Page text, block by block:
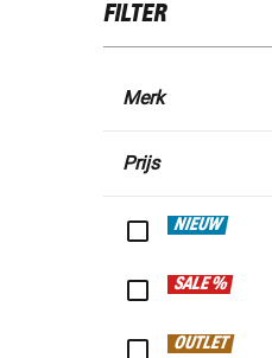
FILTER
Merk
Prijs
NIEUW
SALE %
OUTLET